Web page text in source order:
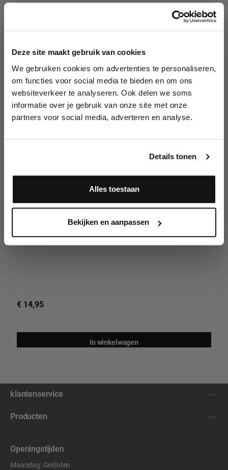
Deze site maakt gebruik van cookies
We gebruiken cookies om advertenties te personaliseren,
om functies voor social media te bieden en om ons
websiteverkeer te analyseren. Ook delen we soms
informatie over je gebruik van onze site met onze
partners voor social media, adverteren en analyse.
Details tonen
Alles toestaan
Bekijken en aanpassen
Specificaties
Beoordelingen
Productgalerij overslaan
Bekijk ook al onze
andere kleurlenzen
€ 14,95
In winkelwagen
klantenservice
Producten
Openingstijden
Maandag: Gesloten
10% korting?
Lees als eerste over nieuwe producten,
tutorials, aanbiedingen, evenementen,
wedstrijden en meer.
Meld je aan en ontvang direct
Ja, ik meld me aan